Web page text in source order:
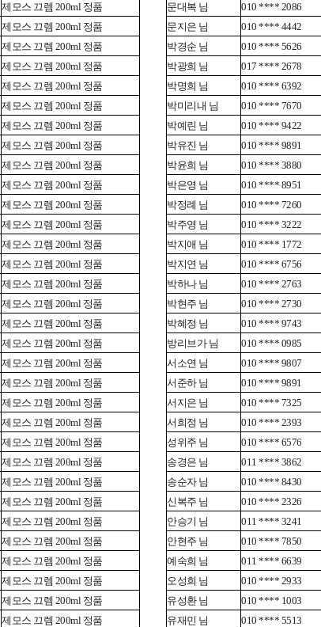
제모스 끄렘 200ml 정품 문대복 님 010 **** 2086
제모스 끄렘 200ml 정품 문지은 님 010 **** 4442
제모스 끄렘 200ml 정품 박경순 님 010 **** 5626
제모스 끄렘 200ml 정품 박광희 님 017 **** 2678
제모스 끄렘 200ml 정품 박명희 님 010 **** 6392
제모스 끄렘 200ml 정품 박미리내 님 010 **** 7670
제모스 끄렘 200ml 정품 박예린 님 010 **** 9422
제모스 끄렘 200ml 정품 박유진 님 010 **** 9891
제모스 끄렘 200ml 정품 박윤희 님 010 **** 3880
제모스 끄렘 200ml 정품 박은영 님 010 **** 8951
제모스 끄렘 200ml 정품 박정례 님 010 **** 7260
제모스 끄렘 200ml 정품 박주영 님 010 **** 3222
제모스 끄렘 200ml 정품 박지애 님 010 **** 1772
제모스 끄렘 200ml 정품 박지연 님 010 **** 6756
제모스 끄렘 200ml 정품 박하나 님 010 **** 2763
제모스 끄렘 200ml 정품 박현주 님 010 **** 2730
제모스 끄렘 200ml 정품 박혜정 님 010 **** 9743
제모스 끄렘 200ml 정품 방리브가 님 010 **** 0985
제모스 끄렘 200ml 정품 서소연 님 010 **** 9807
제모스 끄렘 200ml 정품 서준하 님 010 **** 9891
제모스 끄렘 200ml 정품 서지은 님 010 **** 7325
제모스 끄렘 200ml 정품 서희정 님 010 **** 2393
제모스 끄렘 200ml 정품 성위주 님 010 **** 6576
제모스 끄렘 200ml 정품 송경은 님 011 **** 3862
제모스 끄렘 200ml 정품 송순자 님 010 **** 8430
제모스 끄렘 200ml 정품 신복주 님 010 **** 2326
제모스 끄렘 200ml 정품 안승기 님 011 **** 3241
제모스 끄렘 200ml 정품 안현주 님 010 **** 7850
제모스 끄렘 200ml 정품 예숙희 님 011 **** 6639
제모스 끄렘 200ml 정품 오성희 님 010 **** 2933
제모스 끄렘 200ml 정품 유성환 님 010 **** 1003
제모스 끄렘 200ml 정품 유재민 님 010 **** 5513